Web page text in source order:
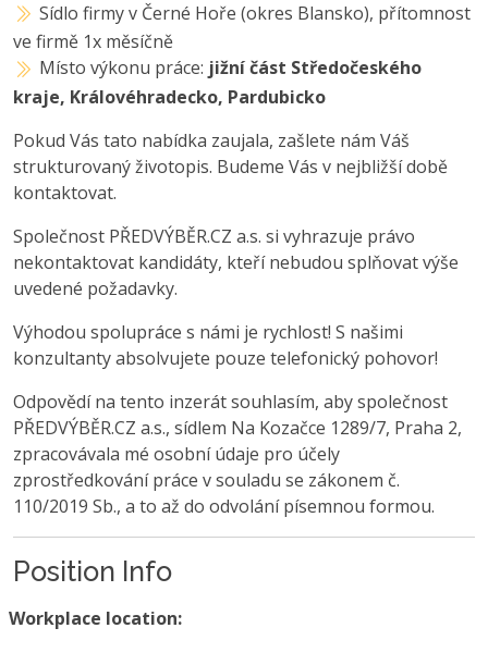
Sídlo firmy v Černé Hoře (okres Blansko), přítomnost
ve firmě 1x měsíčně
Místo výkonu práce: jižní část Středočeského
kraje, Královéhradecko, Pardubicko
Pokud Vás tato nabídka zaujala, zašlete nám Váš
strukturovaný životopis. Budeme Vás v nejbližší době
kontaktovat.
Společnost PŘEDVÝBĚR.CZ a.s. si vyhrazuje právo
nekontaktovat kandidáty, kteří nebudou splňovat výše
uvedené požadavky.
Výhodou spolupráce s námi je rychlost! S našimi
konzultanty absolvujete pouze telefonický pohovor!
Odpovědí na tento inzerát souhlasím, aby společnost
PŘEDVÝBĚR.CZ a.s., sídlem Na Kozačce 1289/7, Praha 2,
zpracovávala mé osobní údaje pro účely
zprostředkování práce v souladu se zákonem č.
110/2019 Sb., a to až do odvolání písemnou formou.
Position Info
Workplace location: